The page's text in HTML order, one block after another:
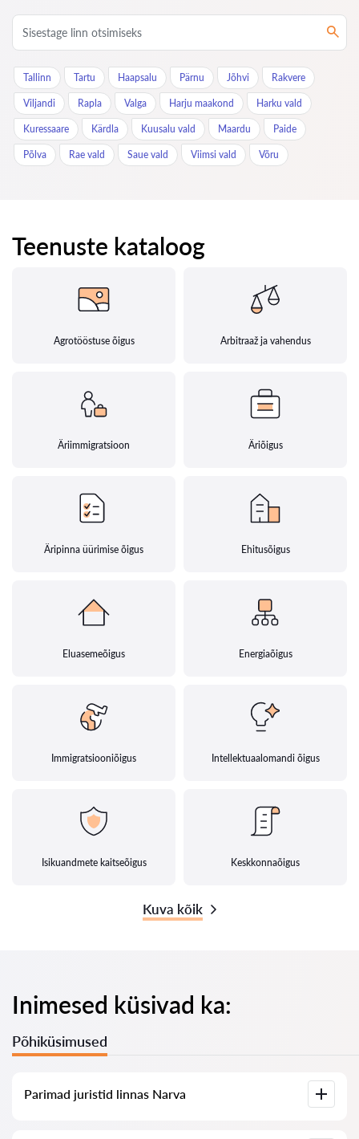
Tallinn Tartu Haapsalu Pärnu Jõhvi Rakvere
Viljandi Rapla Valga Harju maakond Harku vald
Kuressaare Kärdla Kuusalu vald Maardu Paide
Põlva Rae vald Saue vald Viimsi vald Võru
Teenuste kataloog
Agrotööstuse õigus Arbitraaž ja vahendus
Äriimmigratsioon Äriõigus
Äripinna üürimise õigus Ehitusõigus
Eluasemeõigus Energiaõigus
Immigratsiooniõigus Intellektuaalomandi õigus
Isikuandmete kaitseõigus Keskkonnaõigus
Kuva kõik
Inimesed küsivad ka:
Põhiküsimused
Parimad juristid linnas Narva